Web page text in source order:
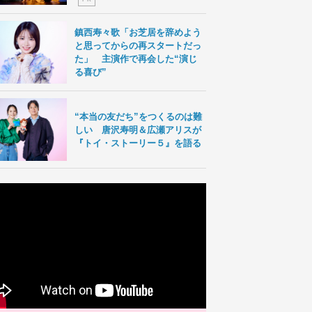
鎮西寿々歌「お芝居を辞めよう
と思ってからの再スタートだっ
た」 主演作で再会した“演じ
る喜び”
“本当の友だち”をつくるのは難
しい 唐沢寿明＆広瀬アリスが
『トイ・ストーリー５』を語る